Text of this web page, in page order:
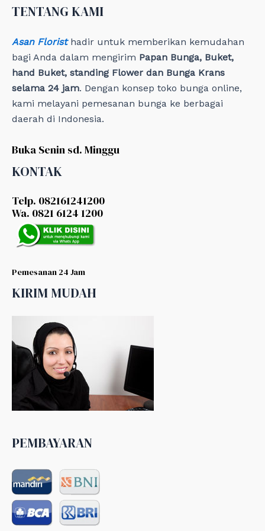
s
TENTANG KAMI
Asan Floristhadir untuk memberikan kemudahan
bagi Anda dalam mengirim Papan Bunga, Buket,
hand Buket, standing Flower dan Bunga Krans
selama 24 jam. Dengan konsep toko bunga online,
kami melayani pemesanan bunga ke berbagai
daerah di Indonesia.
Buka Senin sd. Minggu
KONTAK
Telp. 082161241200
Wa. 0821 6124 1200
Pemesanan 24 Jam
KIRIM MUDAH
PEMBAYARAN